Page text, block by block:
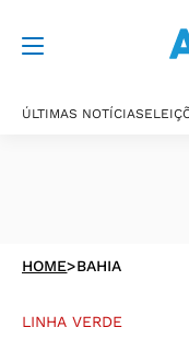
ÚLTIMAS NOTÍCIAS
HOME>BAHIA
LINHA VERDE